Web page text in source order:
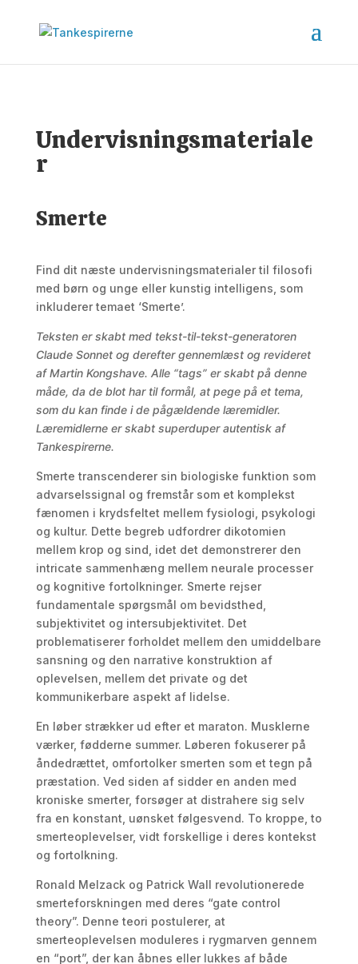
Undervisningsmateriale
r
Smerte
Find dit næste undervisningsmaterialer til filosofi
med børn og unge eller kunstig intelligens, som
inkluderer temaet ‘Smerte’.
Teksten er skabt med tekst-til-tekst-generatoren
Claude Sonnet og derefter gennemlæst og revideret
af Martin Kongshave. Alle “tags” er skabt på denne
måde, da de blot har til formål, at pege på et tema,
som du kan finde i de pågældende læremidler.
Læremidlerne er skabt superduper autentisk af
Tankespirerne.
Smerte transcenderer sin biologiske funktion som
advarselssignal og fremstår som et komplekst
fænomen i krydsfeltet mellem fysiologi, psykologi
og kultur. Dette begreb udfordrer dikotomien
mellem krop og sind, idet det demonstrerer den
intricate sammenhæng mellem neurale processer
og kognitive fortolkninger. Smerte rejser
fundamentale spørgsmål om bevidsthed,
subjektivitet og intersubjektivitet. Det
problematiserer forholdet mellem den umiddelbare
sansning og den narrative konstruktion af
oplevelsen, mellem det private og det
kommunikerbare aspekt af lidelse.
En løber strækker ud efter et maraton. Musklerne
værker, fødderne summer. Løberen fokuserer på
åndedrættet, omfortolker smerten som et tegn på
præstation. Ved siden af sidder en anden med
kroniske smerter, forsøger at distrahere sig selv
fra en konstant, uønsket følgesvend. To kroppe, to
smerteoplevelser, vidt forskellige i deres kontekst
og fortolkning.
Ronald Melzack og Patrick Wall revolutionerede
smerteforskningen med deres “gate control
theory”. Denne teori postulerer, at
smerteoplevelsen moduleres i rygmarven gennem
en “port”, der kan åbnes eller lukkes af både